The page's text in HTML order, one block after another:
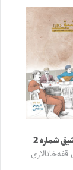
شماره 2
قفه‌خانالاری